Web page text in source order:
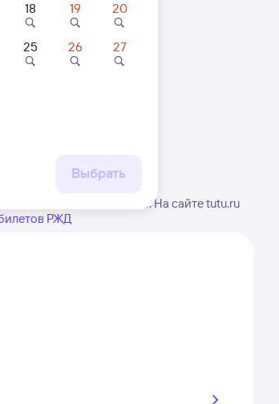
может измениться. На сайте tutu.ru
РЖД
18 19 20
25 26 27
Выбрать